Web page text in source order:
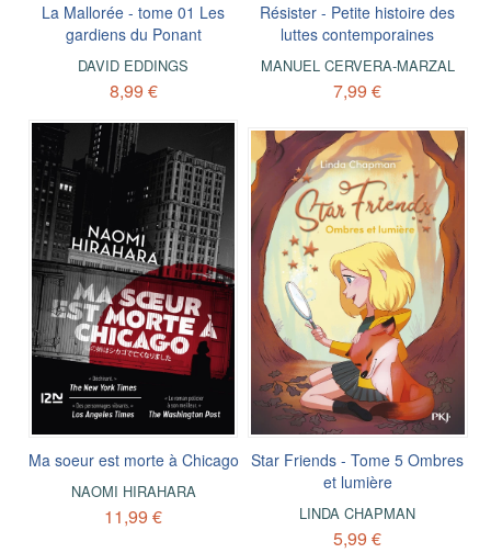
La Mallorée - tome 01 Les
gardiens du Ponant
DAVID EDDINGS
8,99 €
Résister - Petite histoire des
luttes contemporaines
MANUEL CERVERA-MARZAL
7,99 €
Ma soeur est morte à Chicago
NAOMI HIRAHARA
11,99 €
Star Friends - Tome 5 Ombres
et lumière
LINDA CHAPMAN
5,99 €